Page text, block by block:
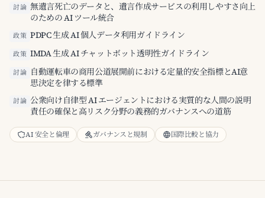
討論 無遺言死亡のデータと、遺言作成サービスの利用しやすさ向上
のための AI ツール統合
政策 PDPC 生成 AI 個人データ利用ガイドライン
政策 IMDA 生成 AI チャットボット透明性ガイドライン
討論 自動運転車の商用公道展開前における定量的安全指標とAI意
思決定を律する標準
討論 公衆向け自律型 AI エージェントにおける実質的な人間の説明
責任の確保と高リスク分野の義務的ガバナンスへの道筋
AI 安全と倫理 ガバナンスと規制 国際比較と協力